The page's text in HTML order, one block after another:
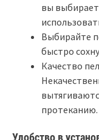
вы
Выбирайте
быстро
Качество
протеканию.
Удобство в